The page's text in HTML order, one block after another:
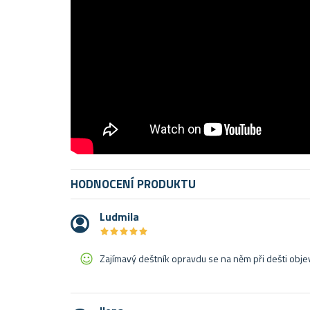
HODNOCENÍ PRODUKTU
Ludmila
★★★★★
★★★★★
Zajímavý deštník opravdu se na něm při dešti